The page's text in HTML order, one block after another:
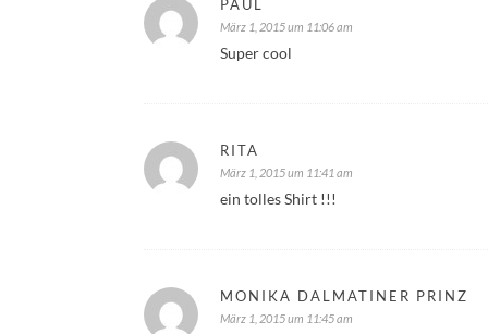
PAUL
März 1, 2015 um 11:06 am
Super cool
RITA
März 1, 2015 um 11:41 am
ein tolles Shirt !!!
MONIKA DALMATINER PRINZ
März 1, 2015 um 11:45 am